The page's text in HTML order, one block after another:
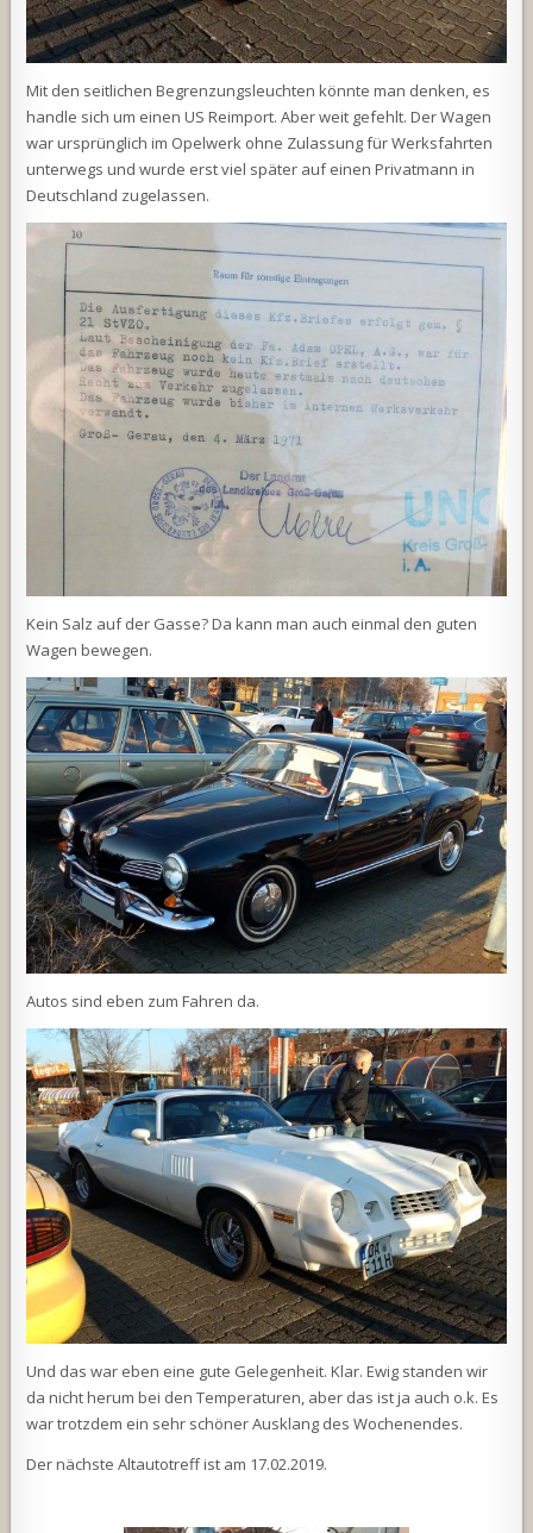
Mit den seitlichen Begrenzungsleuchten könnte man denken, es
handle sich um einen US Reimport. Aber weit gefehlt. Der Wagen
war ursprünglich im Opelwerk ohne Zulassung für Werksfahrten
unterwegs und wurde erst viel später auf einen Privatmann in
Deutschland zugelassen.
Kein Salz auf der Gasse? Da kann man auch einmal den guten
Wagen bewegen.
Autos sind eben zum Fahren da.
Und das war eben eine gute Gelegenheit. Klar. Ewig standen wir
da nicht herum bei den Temperaturen, aber das ist ja auch o.k. Es
war trotzdem ein sehr schöner Ausklang des Wochenendes.
Der nächste Altautotreff ist am 17.02.2019.